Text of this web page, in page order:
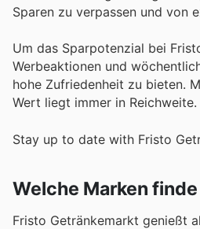
Sparen zu verpassen und von
Um das Sparpotenzial bei
Werbeaktionen und
hohe Zufriedenheit zu bieten.
Wert liegt immer in Reichweite.
Stay up to date with Fristo
Welche Marken
Fristo Getränkemarkt genießt